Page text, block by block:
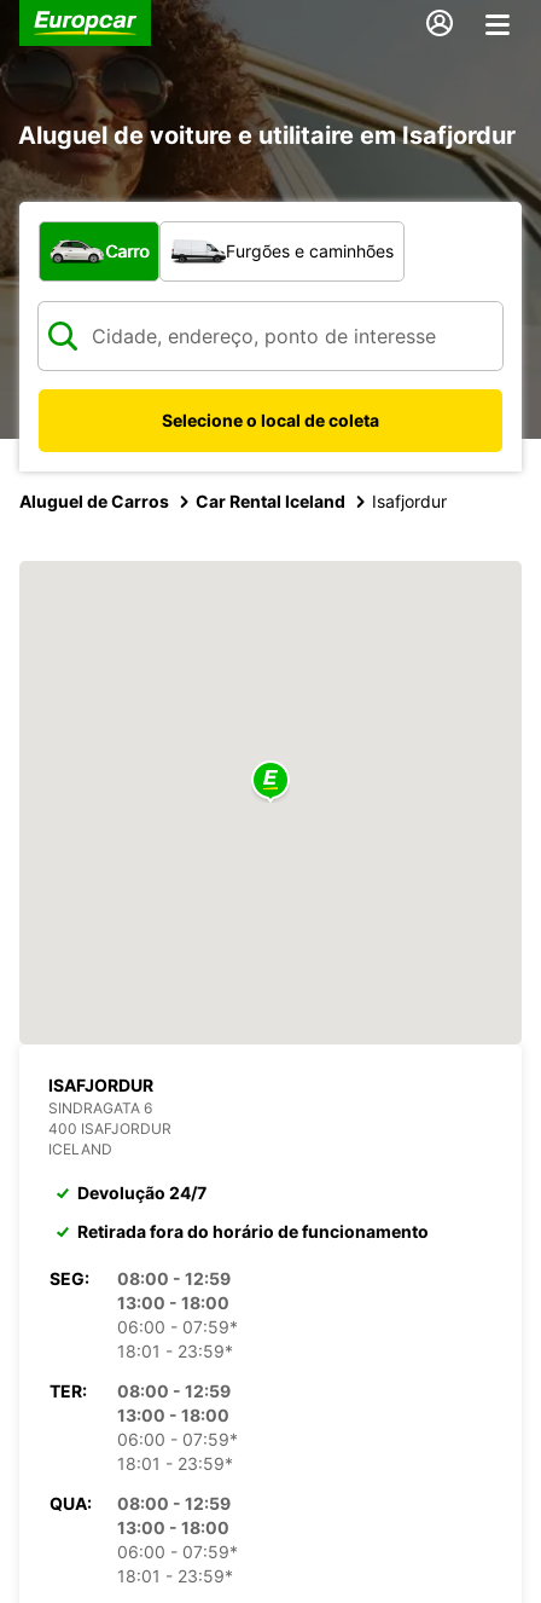
Aluguel de voiture e utilitaire em Isafjordur
Qual tipo de veículo?
Carro Furgões e caminhões
Selecione o local de coleta
Aluguel de Carros Car Rental Iceland Isafjordur
ISAFJORDUR
SINDRAGATA 6
400 ISAFJORDUR
ICELAND
Devolução 24/7
Retirada fora do horário de funcionamento
SEG:
08:00 - 12:59
13:00 - 18:00
06:00 - 07:59*
18:01 - 23:59*
TER:
08:00 - 12:59
13:00 - 18:00
06:00 - 07:59*
18:01 - 23:59*
QUA:
08:00 - 12:59
13:00 - 18:00
06:00 - 07:59*
18:01 - 23:59*